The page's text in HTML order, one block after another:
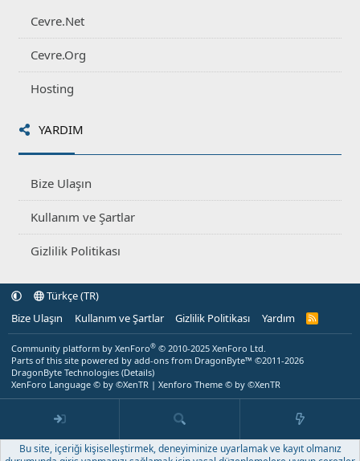
Cevre.Net
Cevre.Org
Hosting
YARDIM
Bize Ulaşın
Kullanım ve Şartlar
Gizlilik Politikası
Türkçe (TR)
Bize Ulaşın
Kullanım ve Şartlar Gizlilik Politikası Yardım
R
Community platform by XenForo® © 2010-2025 XenForo Ltd.
Parts of this site powered by add-ons from DragonByte™ ©2011-2026
DragonByte Technologies (Details)
XenForo Language © by ©XenTR | Xenforo Theme © by ©XenTR
Bu site, içeriği kişiselleştirmek, deneyiminize uyarlamak ve kayıt olmanız